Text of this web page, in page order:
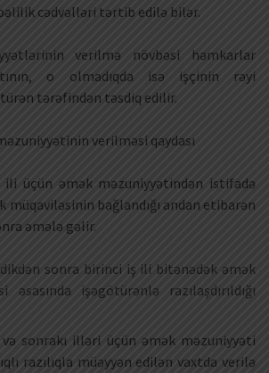
cədvəlləri tərtib edilə bilər.
verilmə növbəsi həmkarlar
o olmadıqda isə işçinin rəyi
tərəfindən təsdiq edilir.
verilməsi qaydası
üçün əmək məzuniyyətindən istifadə
müqaviləsinin bağlandığı andan etibarən
əmələ gəlir.
sonra birinci iş ili bitənədək əmək
əsasında işəgötürənlə razılaşdırıldığı
sonrakı illəri üçün əmək məzuniyyəti
razılıqla müəyyən edilən vaxtda verilə